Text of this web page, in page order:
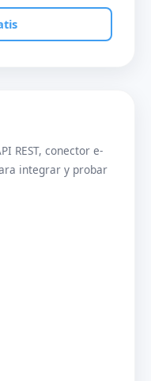
REST, conector e-
integrar y probar